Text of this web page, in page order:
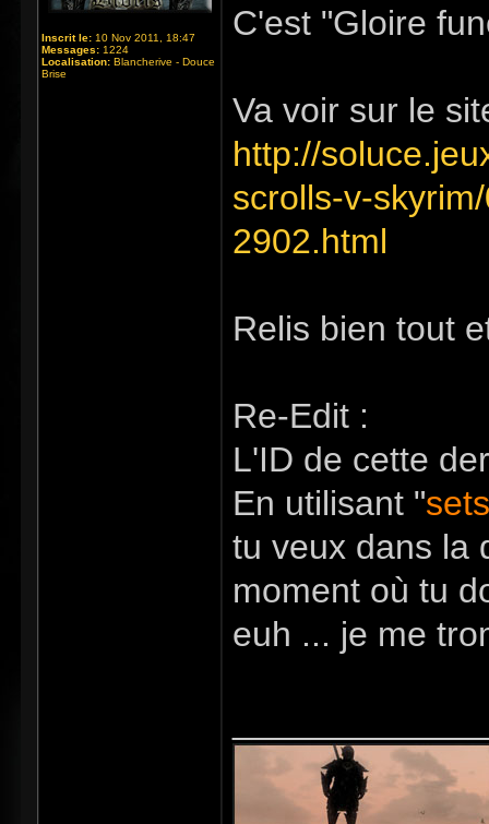
Inscrit le: 10 Nov 2011, 18:47
Messages: 1224
Localisation: Blancherive - Douce
Brise
C'est "Gloire
Va voir sur le
http://
scrolls-v-
2902.html
Relis bien tout
Re-Edit :
L'ID de cette
En utilisant "
tu veux dans la
moment où tu
euh ... je me